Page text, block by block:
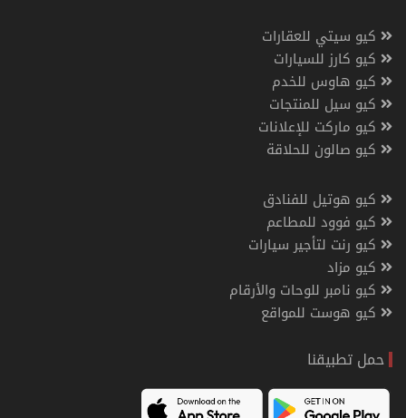
كيو سيتي للعقارات
كيو كارز للسيارات
كيو هاوس للخدم
كيو سيل للمنتجات
كيو ماركت للإعلانات
كيو صالون للحلاقة
كيو هوتيل للفنادق
كيو فوود للمطاعم
كيو رنت لتأجير سيارات
كيو مزاد
كيو نامبر للوحات والأرقام
كيو هوست للمواقع
حمل تطبيقنا